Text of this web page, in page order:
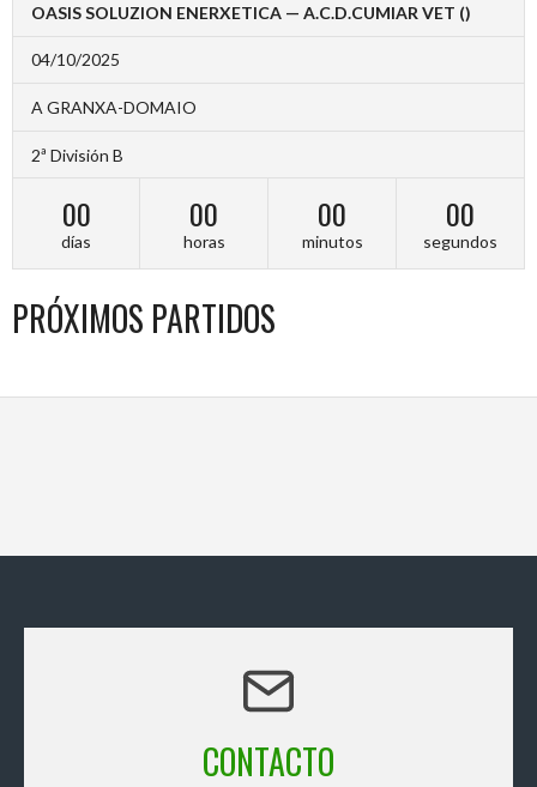
OASIS SOLUZION ENERXETICA — A.C.D.CUMIAR VET ()
04/10/2025
A GRANXA-DOMAIO
2ª División B
00
días
00
horas
00
minutos
00
segundos
PRÓXIMOS PARTIDOS
CONTACTO